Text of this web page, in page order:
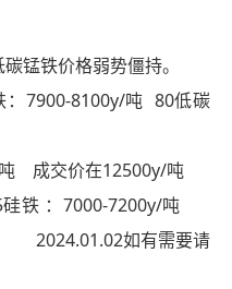
锰铁价格弱势僵持。
7900-8100y/吨 80低碳
成交价在12500y/吨
铁 ：7000-7200y/吨
2024.01.02如有需要请